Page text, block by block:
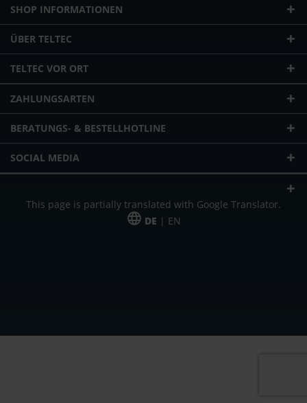
SHOP INFORMATIONEN
ÜBER TELTEC
TELTEC VOR ORT
ZAHLUNGSARTEN
BERATUNGS- & BESTELLHOTLINE
SOCIAL MEDIA
This page is partially translated with Google Translator.
DE | EN